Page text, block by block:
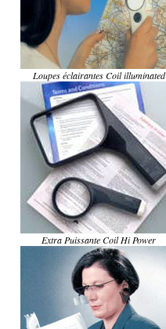
Loupes éclairantes Coil illuminated
Extra Puissante Coil Hi Power